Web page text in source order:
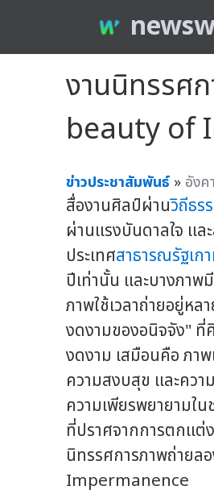
งานนิทรรศ
beauty of
ข่าวประชาสัมพันธ์ » อังค
สื่องานศิลป์ผ่านวิถีธร
ผ่านแรงบันดาลใจ แ
ประเทศสาธารณรัฐเก
ปีเท่านั้น และบางภาพ
ภาพใช้เวลาถ่ายอยู่ห
งดงามของอนิจจัง" ที่
งดงาม เสมือนคือ ภา
ความสงบสุข และคว
ความเพียรพยายามใ
ที่ปราศจากการตกแต่
นิทรรศการภาพถ่ายล
Impermanence